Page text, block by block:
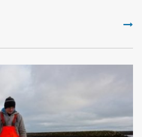
síldar og annara